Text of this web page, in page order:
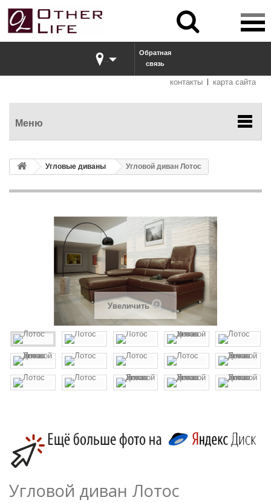
Обратная
связь
...
контакты карта сайта
Меню
Угловые диваны Угловой диван Лотос
Увеличить
Угловой диван Лотос
